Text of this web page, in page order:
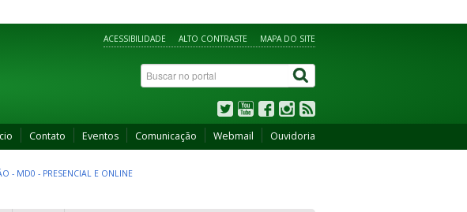
ACESSIBILIDADE ALTO CONTRASTE MAPA DO SITE
Contato Eventos Comunicação Webmail Ouvidoria
- MD0 - PRESENCIAL E ONLINE